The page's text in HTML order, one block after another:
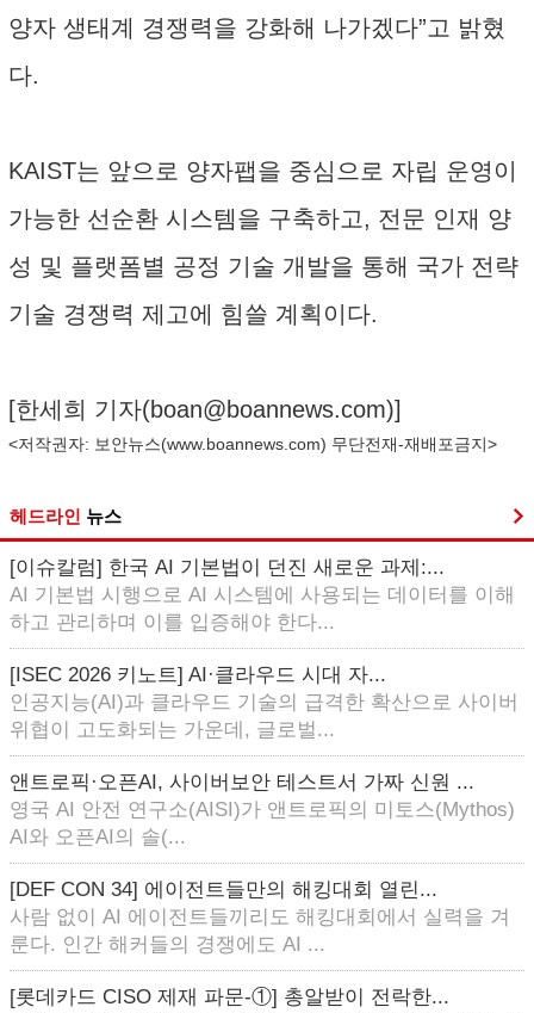
양자 생태계 경쟁력을 강화해 나가겠다”고 밝혔
다.
KAIST는 앞으로 양자팹을 중심으로 자립 운영이
가능한 선순환 시스템을 구축하고, 전문 인재 양
성 및 플랫폼별 공정 기술 개발을 통해 국가 전략
기술 경쟁력 제고에 힘쓸 계획이다.
[한세희 기자(boan@boannews.com)]
<저작권자: 보안뉴스(www.boannews.com) 무단전재-재배포금지>
헤드라인 뉴스
[이슈칼럼] 한국 AI 기본법이 던진 새로운 과제:...
AI 기본법 시행으로 AI 시스템에 사용되는 데이터를 이해
하고 관리하며 이를 입증해야 한다...
[ISEC 2026 키노트] AI·클라우드 시대 자...
인공지능(AI)과 클라우드 기술의 급격한 확산으로 사이버
위협이 고도화되는 가운데, 글로벌...
앤트로픽·오픈AI, 사이버보안 테스트서 가짜 신원 ...
영국 AI 안전 연구소(AISI)가 앤트로픽의 미토스(Mythos)
AI와 오픈AI의 솔(...
[DEF CON 34] 에이전트들만의 해킹대회 열린...
사람 없이 AI 에이전트들끼리도 해킹대회에서 실력을 겨
룬다. 인간 해커들의 경쟁에도 AI ...
[롯데카드 CISO 제재 파문-①] 총알받이 전락한...